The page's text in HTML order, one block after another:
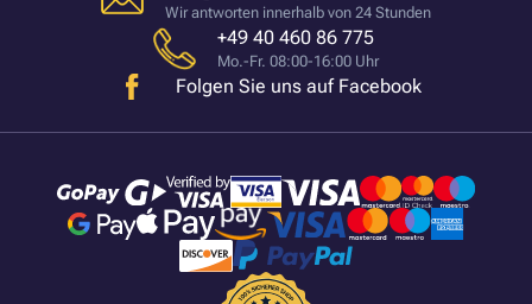
Wir antworten innerhalb von 24 Stunden
+49 40 460 86 775
Mo.-Fr. 08:00-16:00 Uhr
Folgen Sie uns auf Facebook